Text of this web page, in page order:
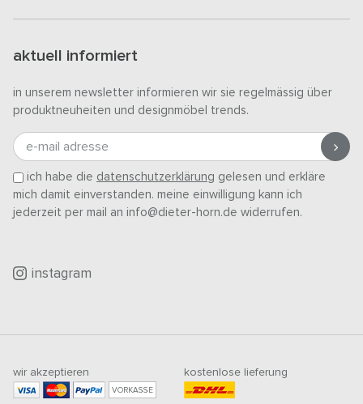
aktuell informiert
in unserem newsletter informieren wir sie regelmässig über
produktneuheiten und designmöbel trends.
e-mail adresse
ich habe die datenschutzerklärung gelesen und erkläre
mich damit einverstanden. meine einwilligung kann ich
jederzeit per mail an info@dieter-horn.de widerrufen.
instagram
wir akzeptieren
VORKASSE
kostenlose lieferung